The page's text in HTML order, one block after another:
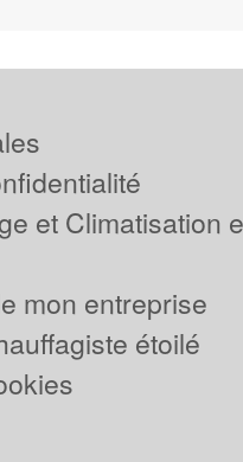
et Climatisation
mon entreprise
étoilé